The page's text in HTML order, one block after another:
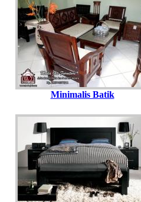
Minimalis Batik